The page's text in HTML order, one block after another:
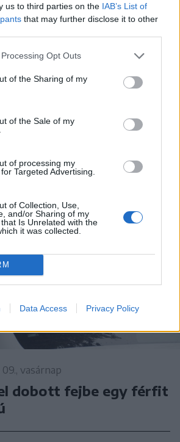
us to third parties on the IAB’s List of
that may further disclose it to other
Opt Outs
of the Sharing of my
of the Sale of my
of processing my
Targeted Advertising.
of Collection, Use,
and/or Sharing of my
Is Unrelated with the
it was collected.
Data Access Privacy Policy
09., vasárnap
tekerés: nyugodt kör
vasárnap
dobott fejbe egy férfit